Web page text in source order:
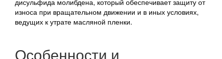
износа при вращательном движении и в иных условиях,
ведущих к утрате масляной пленки.
Особенности и